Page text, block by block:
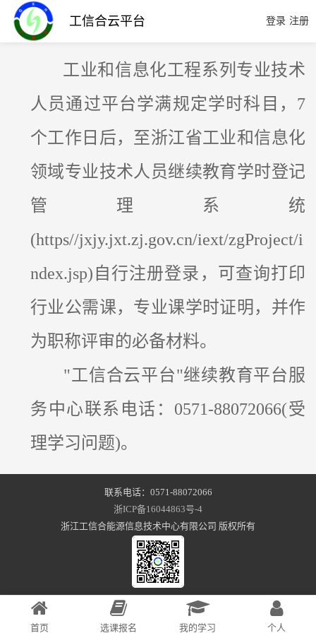
工信合云平台 登录 注册
工业和信息化工程系列专业技术
人员通过平台学满规定学时科目，7
个工作日后，至浙江省工业和信息化
领域专业技术人员继续教育学时登记
管理系统
(https//jxjy.jxt.zj.gov.cn/iext/zgProject/i
ndex.jsp)自行注册登录，可查询打印
行业公需课，专业课学时证明，并作
为职称评审的必备材料。
"工信合云平台"继续教育平台服
务中心联系电话：0571-88072066(受
理学习问题)。
联系电话：0571-88072066
浙ICP备16044863号-4
浙江工信合能源信息技术中心有限公司 版权所有
首页 选课报名 我的学习 个人